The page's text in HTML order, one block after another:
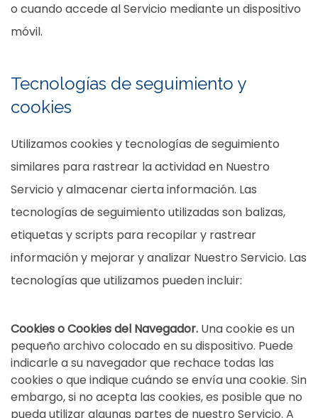
o cuando accede al Servicio mediante un dispositivo
móvil.
Tecnologías de seguimiento y
cookies
Utilizamos cookies y tecnologías de seguimiento
similares para rastrear la actividad en Nuestro
Servicio y almacenar cierta información. Las
tecnologías de seguimiento utilizadas son balizas,
etiquetas y scripts para recopilar y rastrear
información y mejorar y analizar Nuestro Servicio. Las
tecnologías que utilizamos pueden incluir:
Cookies o Cookies del Navegador. Una cookie es un
pequeño archivo colocado en su dispositivo. Puede
indicarle a su navegador que rechace todas las
cookies o que indique cuándo se envía una cookie. Sin
embargo, si no acepta las cookies, es posible que no
pueda utilizar algunas partes de nuestro Servicio. A